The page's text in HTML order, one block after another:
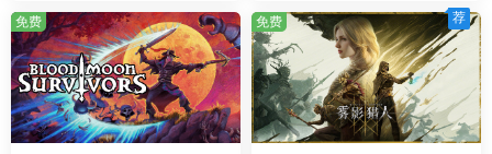
免费 免费 荐